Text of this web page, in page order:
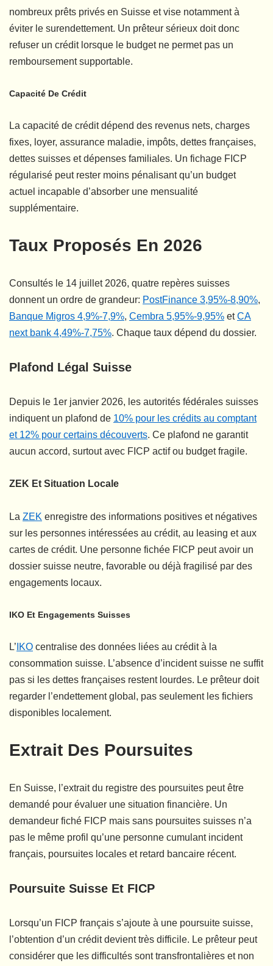
nombreux prêts privés en Suisse et vise notamment à
éviter le surendettement. Un prêteur sérieux doit donc
refuser un crédit lorsque le budget ne permet pas un
remboursement supportable.
Capacité De Crédit
La capacité de crédit dépend des revenus nets, charges
fixes, loyer, assurance maladie, impôts, dettes françaises,
dettes suisses et dépenses familiales. Un fichage FICP
régularisé peut rester moins pénalisant qu’un budget
actuel incapable d’absorber une mensualité
supplémentaire.
Taux Proposés En 2026
Consultés le 14 juillet 2026, quatre repères suisses
donnent un ordre de grandeur: PostFinance 3,95%-8,90%,
Banque Migros 4,9%-7,9%, Cembra 5,95%-9,95% etCA
next bank 4,49%-7,75%. Chaque taux dépend du dossier.
Plafond Légal Suisse
Depuis le 1er janvier 2026, les autorités fédérales suisses
indiquent un plafond de 10% pour les crédits au comptant
et 12% pour certains découverts. Ce plafond ne garantit
aucun accord, surtout avec FICP actif ou budget fragile.
ZEK Et Situation Locale
La ZEK enregistre des informations positives et négatives
sur les personnes intéressées au crédit, au leasing et aux
cartes de crédit. Une personne fichée FICP peut avoir un
dossier suisse neutre, favorable ou déjà fragilisé par des
engagements locaux.
IKO Et Engagements Suisses
L’ IKO centralise des données liées au crédit à la
consommation suisse. L’absence d’incident suisse ne suffit
pas si les dettes françaises restent lourdes. Le prêteur doit
regarder l’endettement global, pas seulement les fichiers
disponibles localement.
Extrait Des Poursuites
En Suisse, l’extrait du registre des poursuites peut être
demandé pour évaluer une situation financière. Un
demandeur fiché FICP mais sans poursuites suisses n’a
pas le même profil qu’une personne cumulant incident
français, poursuites locales et retard bancaire récent.
Poursuite Suisse Et FICP
Lorsqu’un FICP français s’ajoute à une poursuite suisse,
l’obtention d’un crédit devient très difficile. Le prêteur peut
considérer que les difficultés sont transfrontalières et non